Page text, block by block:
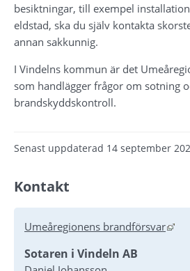
besiktningar, till exempel
eldstad, ska du själv kontakta
annan sakkunnig.
I Vindelns kommun är det
som handlägger frågor om sotning
brandskyddskontroll.
Senast uppdaterad 14 september
Kontakt
Umeåregionens brandförsvar
Sotaren i Vindeln AB